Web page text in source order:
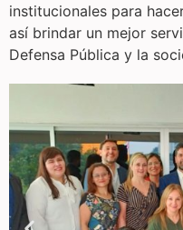
institucionales para
así brindar un mejor
Defensa Pública y la